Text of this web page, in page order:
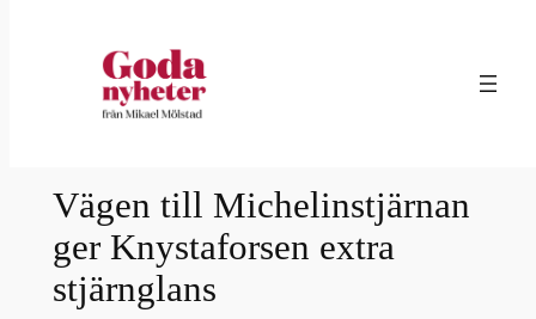
Vägen till Michelinstjärnan
ger Knystaforsen extra
stjärnglans